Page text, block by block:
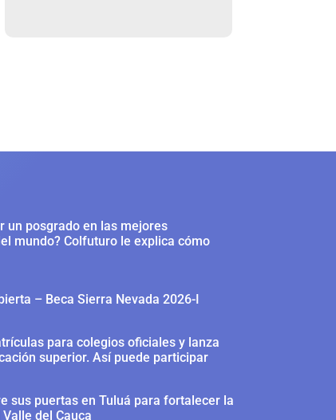
un posgrado en las mejores
mundo? Colfuturo le explica cómo
– Beca Sierra Nevada 2026-I
para colegios oficiales y lanza
superior. Así puede participar
sus puertas en Tuluá para fortalecer la
del Cauca